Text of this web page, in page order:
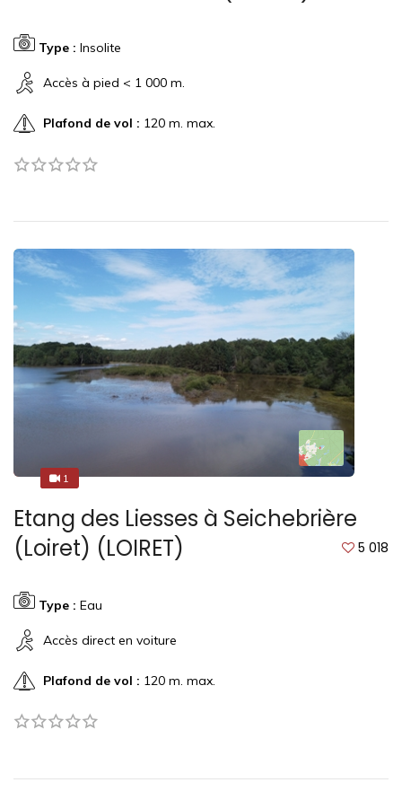
Type : Insolite
Accès à pied < 1 000 m.
Plafond de vol : 120 m. max.
11
Etang des Liesses à Seichebrière
(Loiret) (LOIRET)
5 018
Type : Eau
Accès direct en voiture
Plafond de vol : 120 m. max.